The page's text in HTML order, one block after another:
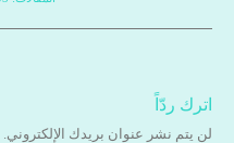
اترك ردّاً
لن يتم نشر عنوان بريدك الإلكتروني.